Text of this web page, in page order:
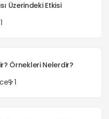
Üzerindeki Etkisi
1
Örnekleri Nelerdir?
1